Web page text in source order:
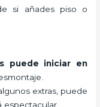
si añades piso o
puede iniciar en
extras, puede